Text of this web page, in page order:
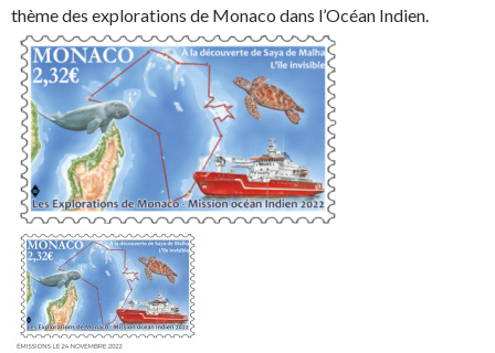
thème des explorations de Monaco dans l’Océan Indien.